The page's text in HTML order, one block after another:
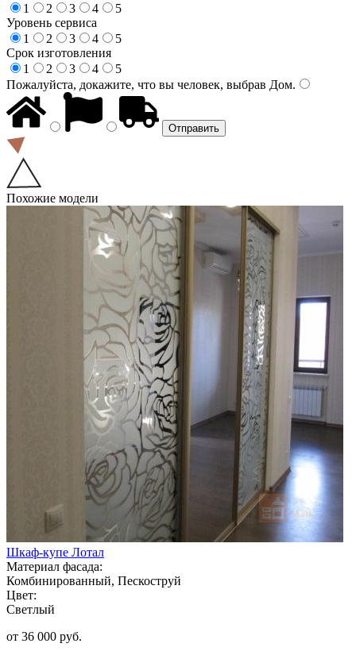
1
2 3 4
5
Уровень сервиса
1
2 3 4
5
Срок изготовления
1
2 3 4
5
Пожалуйста, докажите, что вы человек, выбрав Дом.
Похожие модели
Шкаф-купе Лотал
Материал фасада:
Комбинированный, Пескоструй
Цвет:
Светлый
от 36 000 руб.